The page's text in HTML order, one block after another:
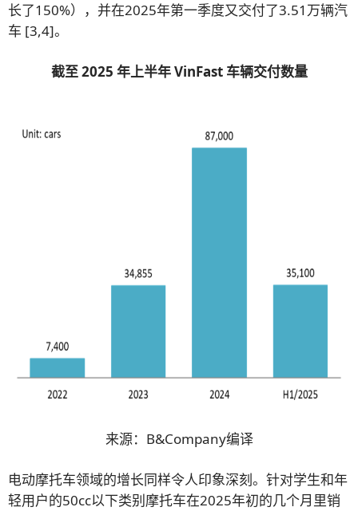
长了150%），并在2025年第一季度又交付了3.51万辆汽
车 [3,4]。
截至 2025 年上半年 VinFast 车辆交付数量
来源：B&Company编译
电动摩托车领域的增长同样令人印象深刻。针对学生和年
轻用户的50cc以下类别摩托车在2025年初的几个月里销